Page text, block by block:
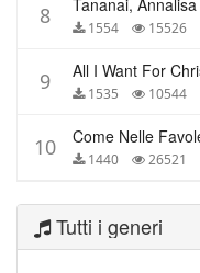
8 1554 15526
9 1535 10544
10 1440 26521
Tutti i generi